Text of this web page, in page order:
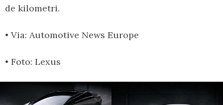
de kilometri.
• Via: Automotive News Europe
• Foto: Lexus